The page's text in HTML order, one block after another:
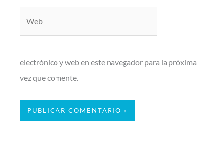
electrónico y web en este navegador para la próxima
vez que comente.